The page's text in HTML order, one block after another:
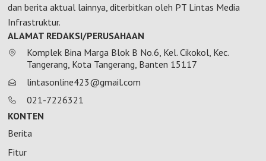
dan berita aktual lainnya, diterbitkan oleh PT Lintas Media
Infrastruktur.
ALAMAT REDAKSI/PERUSAHAAN
Komplek Bina Marga Blok B No.6, Kel. Cikokol, Kec.
Tangerang, Kota Tangerang, Banten 15117
lintasonline423@gmail.com
021-7226321
KONTEN
Berita
Fitur